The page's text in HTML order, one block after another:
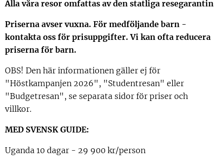
Alla våra resor omfattas av den statliga resegarantin
Priserna avser vuxna. För medföljande barn -
kontakta oss för prisuppgifter. Vi kan ofta reducera
priserna för barn.
OBS! Den här informationen gäller ej för
"Höstkampanjen 2026", "Studentresan" eller
"Budgetresan", se separata sidor för priser och
villkor.
MED SVENSK GUIDE:
Uganda 10 dagar - 29 900 kr/person